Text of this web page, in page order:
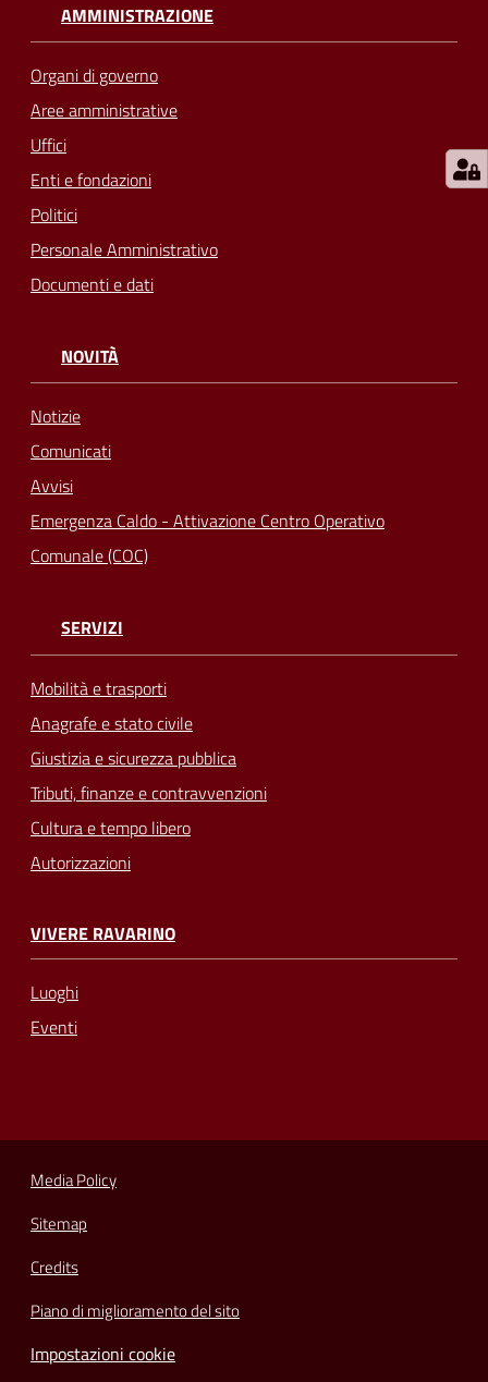
AMMINISTRAZIONE
Organi di governo
Aree amministrative
Uffici
Enti e fondazioni
Politici
Personale Amministrativo
Documenti e dati
NOVITÀ
Notizie
Comunicati
Avvisi
Emergenza Caldo - Attivazione Centro Operativo
Comunale (COC)
SERVIZI
Mobilità e trasporti
Anagrafe e stato civile
Giustizia e sicurezza pubblica
Tributi, finanze e contravvenzioni
Cultura e tempo libero
Autorizzazioni
VIVERE RAVARINO
Luoghi
Eventi
Media Policy
Sitemap
Credits
Piano di miglioramento del sito
Impostazioni cookie